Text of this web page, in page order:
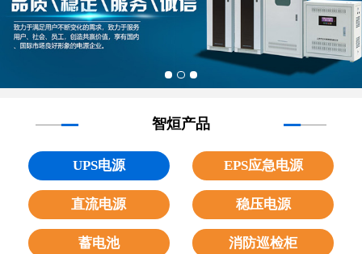
智烜产品
UPS电源 EPS应急电源
直流电源 稳压电源
蓄电池 消防巡检柜